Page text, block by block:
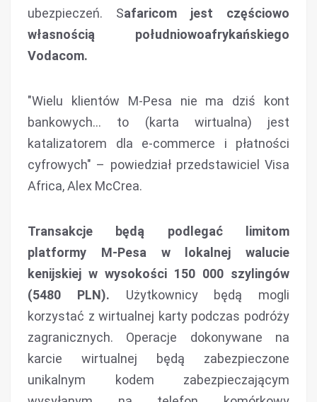
ubezpieczeń. Safaricom jest częściowo
własnością południowoafrykańskiego
Vodacom.
"Wielu klientów M-Pesa nie ma dziś kont
bankowych… to (karta wirtualna) jest
katalizatorem dla e-commerce i płatności
cyfrowych" – powiedział przedstawiciel Visa
Africa, Alex McCrea.
Transakcje będą podlegać limitom
platformy M-Pesa w lokalnej walucie
kenijskiej w wysokości 150 000 szylingów
(5480 PLN). Użytkownicy będą mogli
korzystać z wirtualnej karty podczas podróży
zagranicznych. Operacje dokonywane na
karcie wirtualnej będą zabezpieczone
unikalnym kodem zabezpieczającym